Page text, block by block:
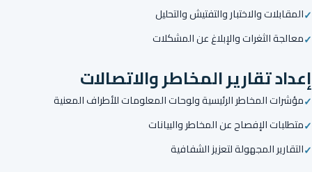
المقابلات والاختبار والتفتيش والتحليل
معالجة الثغرات والإبلاغ عن المشكلات
إعداد تقارير المخاطر والاتصالات
مؤشرات المخاطر الرئيسية ولوحات المعلومات للأطراف المعنية
متطلبات الإفصاح عن المخاطر والبيانات
التقارير المجهولة لتعزيز الشفافية